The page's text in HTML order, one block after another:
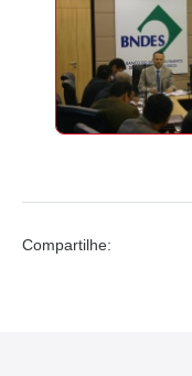
Compartilhe: